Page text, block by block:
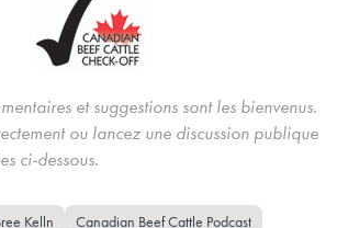
et suggestions sont les bienvenus.
ou lancez une discussion publique
ci-dessous.
Kelln
Canadian Beef Cattle Podcast